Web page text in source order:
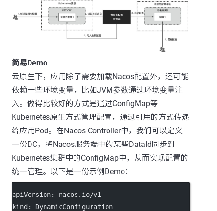
简易Demo
云原生下，应用除了需要加载Nacos配置外，还可能
依赖一些环境变量，比如JVM参数通过环境变量注
入。做得比较好的方式是通过ConfigMap等
Kubernetes原生方式管理配置，通过引用的方式传递
给应用Pod。在Nacos Controller中，我们可以定义
一份DC，将Nacos服务端中的某些DataId同步到
Kubernetes集群中的ConfigMap中，从而实现配置的
统一管理。以下是一份示例Demo：
apiVersion: nacos.io/v1
kind: DynamicConfiguration